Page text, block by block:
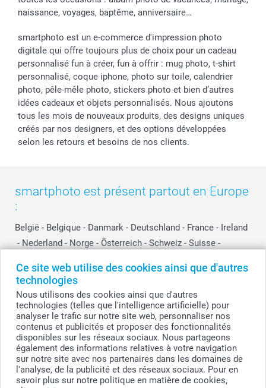
Ce site web utilise des cookies ainsi que d'autres
technologies
Nous utilisons des cookies ainsi que d'autres
technologies (telles que l'intelligence artificielle) pour
analyser le trafic sur notre site web, personnaliser nos
contenus et publicités et proposer des fonctionnalités
disponibles sur les réseaux sociaux. Nous partageons
également des informations relatives à votre navigation
sur notre site avec nos partenaires dans les domaines de
l'analyse, de la publicité et des réseaux sociaux. Pour en
savoir plus sur notre politique en matière de cookies,
naissance, voyages, baptême, anniversaire…
smartphoto est un e-commerce d'impression photo
digitale qui offre toujours plus de choix pour un cadeau
personnalisé fun à créer, fun à offrir : mug photo, t-shirt
personnalisé, coque iphone, photo sur toile, calendrier
photo, pêle-mêle photo, stickers photo et bien d’autres
idées cadeaux et objets personnalisés. Nous ajoutons
tous les mois de nouveaux produits, des designs uniques
créés par nos designers, et des options développées
selon les retours et besoins de nos clients.
smartphoto est présent partout en Europe
:
België - Belgique - Danmark - Deutschland - France - Ireland
- Nederland - Norge - Österreich - Schweiz - Suisse -
Other Countries
© smartphoto group. Tous droits réservés
smartphoto group SA.
Siège social : Kwatrechtsteenweg 160, 9230 Wetteren, Belgique
Numéro de TVA BE 0405.706.755
Tous les prix sont en EURO (€), TVA incluse et hors frais de port.